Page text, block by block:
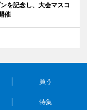
を記念し、大会マスコ
催
買う
特集